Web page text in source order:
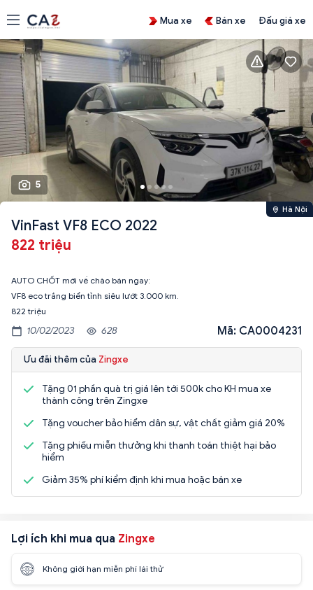
Mua xe Bán xe Đấu giá xe
5
Hà Nội
VinFast VF8 ECO 2022
822 triệu
AUTO CHỐT mới về chào bán ngay:
VF8 eco trắng biển tỉnh siêu lướt 3.000 km.
822 triệu
10/02/2023 628 Mã: CA0004231
Ưu đãi thêm của Zingxe
Tặng 01 phần quà trị giá lên tới 500k cho KH mua xe
thành công trên Zingxe
Tặng voucher bảo hiểm dân sự, vật chất giảm giá 20%
Tặng phiếu miễn thưởng khi thanh toán thiệt hại bảo
hiểm
Giảm 35% phí kiểm định khi mua hoặc bán xe
Lợi ích khi mua qua Zingxe
Không giới hạn miễn phí lái thử